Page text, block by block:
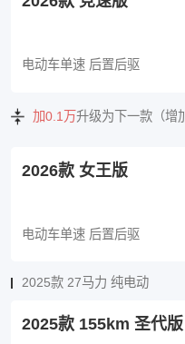
电动车单速 后置后驱
加0.1万升级为下一款（增
2026款 女王版
电动车单速 后置后驱
2025款 27马力 纯电动
2025款 155km 圣代版